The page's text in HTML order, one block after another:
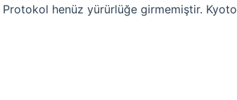
henüz yürürlüğe girmemiştir. Kyoto